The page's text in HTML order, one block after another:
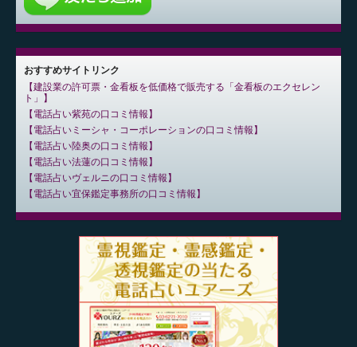
おすすめサイトリンク
建設業の許可票・金看板を低価格で販売する「金看板のエクセレン
ト」
電話占い紫苑の口コミ情報
電話占いミーシャ・コーポレーションの口コミ情報
電話占い陸奥の口コミ情報
電話占い法蓮の口コミ情報
電話占いヴェルニの口コミ情報
電話占い宜保鑑定事務所の口コミ情報